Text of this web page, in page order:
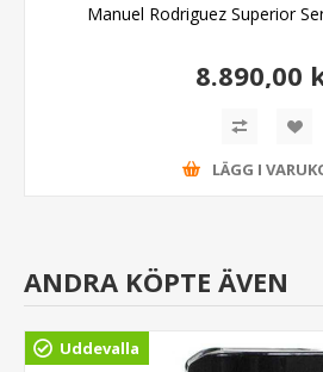
Manuel Rodriguez Superior
8.890,00
LÄGG I
ANDRA KÖPTE ÄVEN
Uddevalla